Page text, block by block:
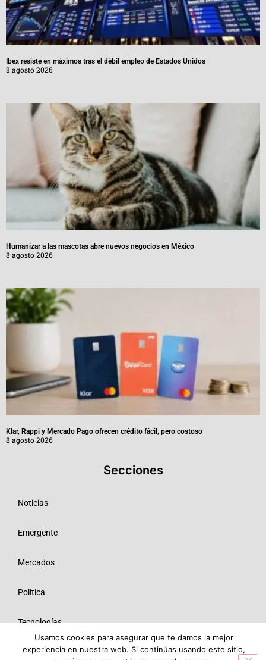
Ibex resiste en máximos tras el débil empleo de Estados Unidos
8 agosto 2026
Humanizar a las mascotas abre nuevos negocios en México
8 agosto 2026
Klar, Rappi y Mercado Pago ofrecen crédito fácil, pero costoso
8 agosto 2026
Secciones
Noticias
Emergente
Mercados
Política
Tecnologías
Opinión
Usamos cookies para asegurar que te damos la mejor
experiencia en nuestra web. Si continúas usando este sitio,